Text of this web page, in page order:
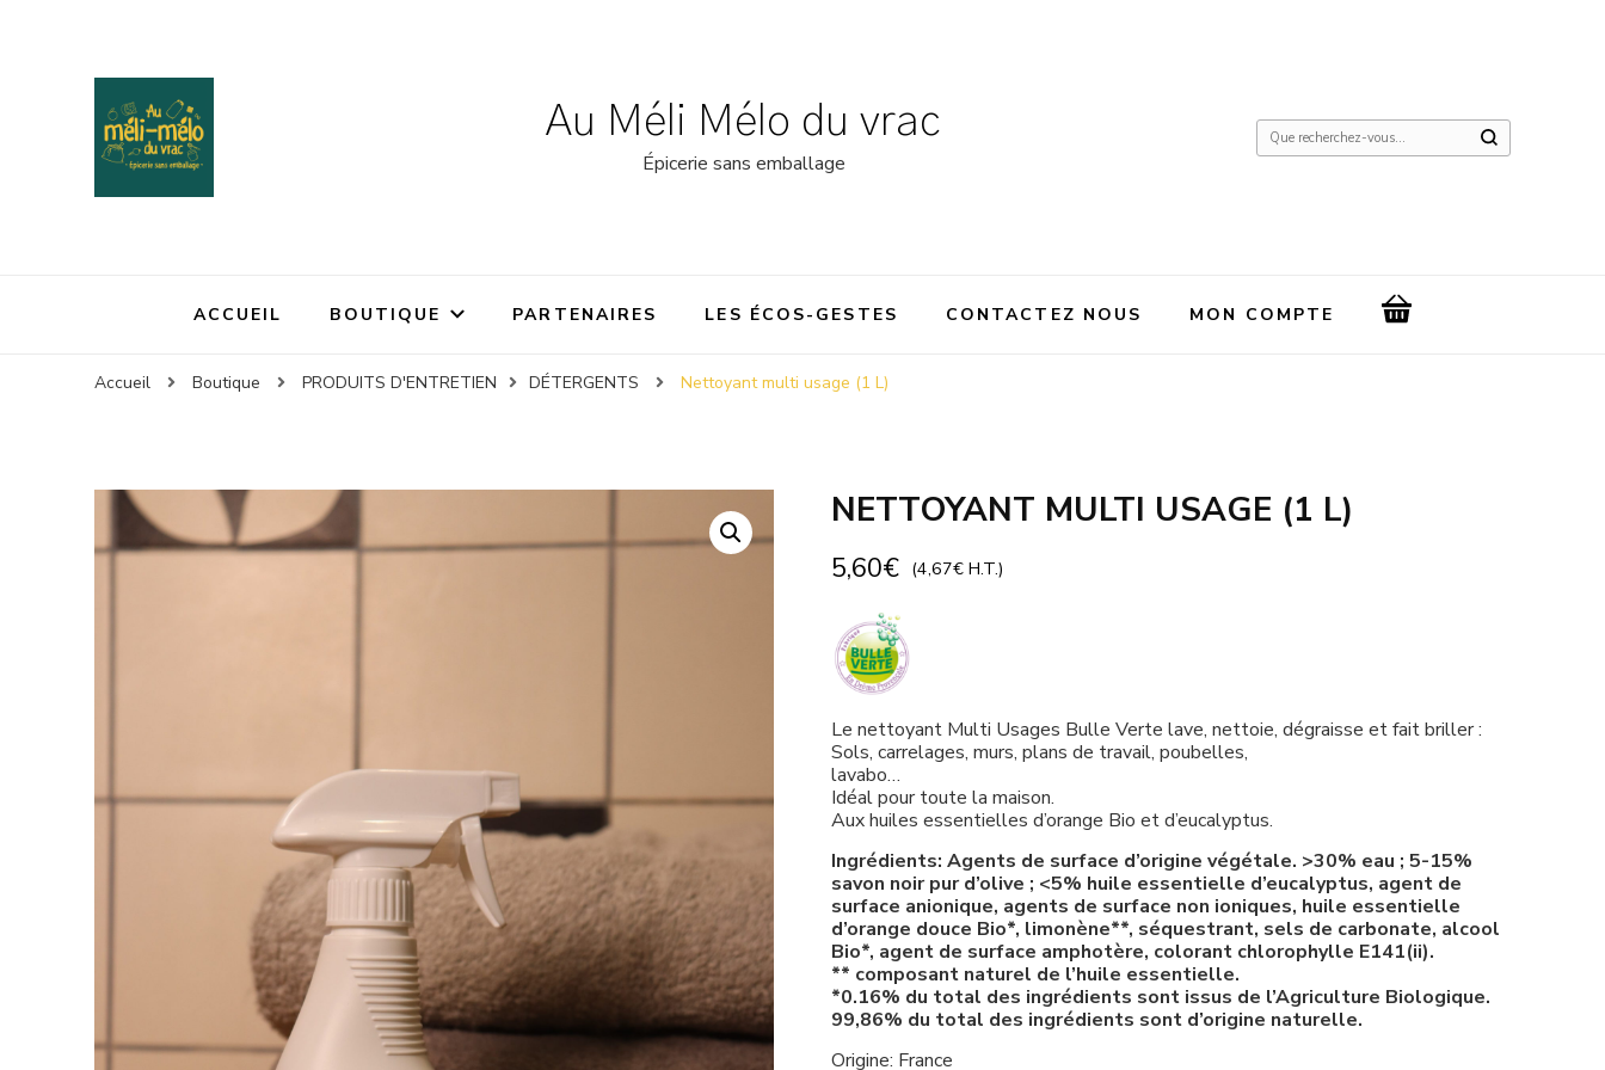
Au Méli Mélo du vrac
Épicerie sans emballage
Vous
ACCUEIL BOUTIQUE PARTENAIRES LES ÉCOS-GESTES CONTACTEZ NOUS MON COMPTE
Accueil Boutique PRODUITS D'ENTRETIEN DÉTERGENTS Nettoyant multi usage (1 L)
NETTOYANT MULTI USAGE (1 L)
5,60€ (4,67€H.T.)
Le nettoyant Multi Usages Bulle Verte lave, nettoie, dégraisse et fait briller :
Sols, carrelages, murs, plans de travail, poubelles,
lavabo…
Idéal pour toute la maison.
Aux huiles essentielles d’orange Bio et d’eucalyptus.
Ingrédients: Agents de surface d’origine végétale. >30% eau ; 5-15%
savon noir pur d’olive ; <5% huile essentielle d’eucalyptus, agent de
surface anionique, agents de surface non ioniques, huile essentielle
d’orange douce Bio*, limonène**, séquestrant, sels de carbonate, alcool
Bio*, agent de surface amphotère, colorant chlorophylle E141(ii).
** composant naturel de l’huile essentielle.
*0.16% du total des ingrédients sont issus de l’Agriculture Biologique.
99,86% du total des ingrédients sont d’origine naturelle.
Origine: France